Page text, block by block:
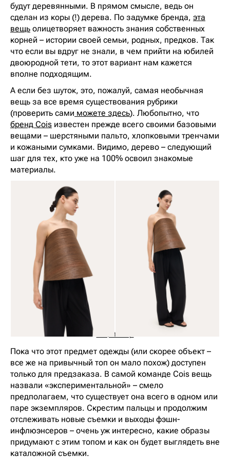
будут деревянными. В прямом смысле, ведь он
сделан из коры (!) дерева. По задумке бренда, эта
вещь олицетворяет важность знания собственных
корней – истории своей семьи, родных, предков. Так
что если вы вдруг не знали, в чем прийти на юбилей
двоюродной тети, то этот вариант нам кажется
вполне подходящим.
А если без шуток, это, пожалуй, самая необычная
вещь за все время существования рубрики
(проверить сами можете здесь). Любопытно, что
бренд Cois известен прежде всего своими базовыми
вещами – шерстяными пальто, хлопковыми тренчами
и кожаными сумками. Видимо, дерево – следующий
шаг для тех, кто уже на 100% освоил знакомые
материалы.
COIS, 115 000 р.
Пока что этот предмет одежды (или скорее объект –
все же на привычный топ он мало похож) доступен
только для предзаказа. В самой команде Cois вещь
назвали «экспериментальной» – смело
предполагаем, что существует она всего в одном или
паре экземпляров. Скрестим пальцы и продолжим
отслеживать новые съемки и выходы фэшн-
инфлюэнсеров – очень уж интересно, какие образы
придумают с этим топом и как он будет выглядеть вне
каталожной съемки.